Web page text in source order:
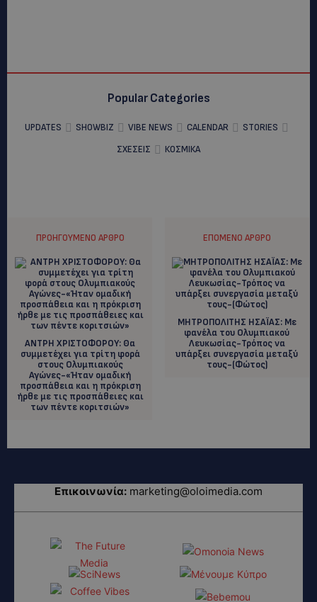
Popular Categories
UPDATES SHOWBIZ VIBE NEWS CALENDAR
STORIES
ΣΧΕΣΕΙΣ
ΚΟΣΜΙΚΑ
ΠΡΟΗΓΟΎΜΕΝΟ ΆΡΘΡΟ
ANΤΡΗ ΧΡΙΣΤΟΦΟΡΟΥ: Θα
συμμετέχει για τρίτη φορά
στους Ολυμπιακούς
Αγώνες-«Ήταν ομαδική
προσπάθεια και η πρόκριση
ήρθε με τις προσπάθειες και
των πέντε κοριτσιών»
ΕΠΌΜΕΝΟ ΆΡΘΡΟ
ΜΗΤΡΟΠΟΛΙΤΗΣ ΗΣΑΪΑΣ: Με
φανέλα του Ολυμπιακού
Λευκωσίας-Τρόπος να
υπάρξει συνεργασία μεταξύ
τους-(Φώτος)
Επικοινωνία: marketing@oloimedia.com